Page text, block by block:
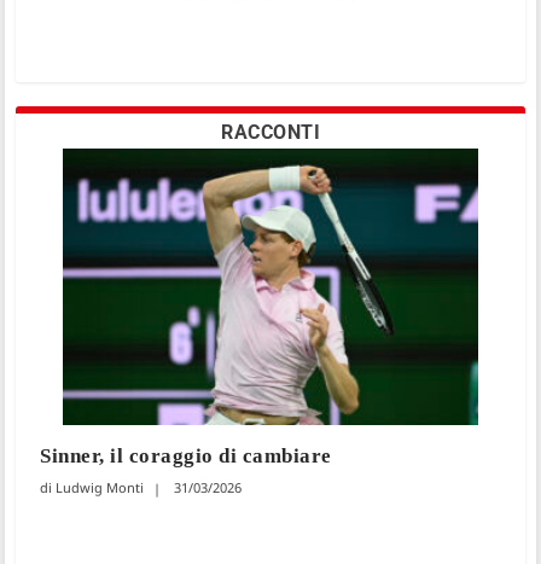
RACCONTI
Sinner, il coraggio di cambiare
Ludwig Monti 31/03/2026